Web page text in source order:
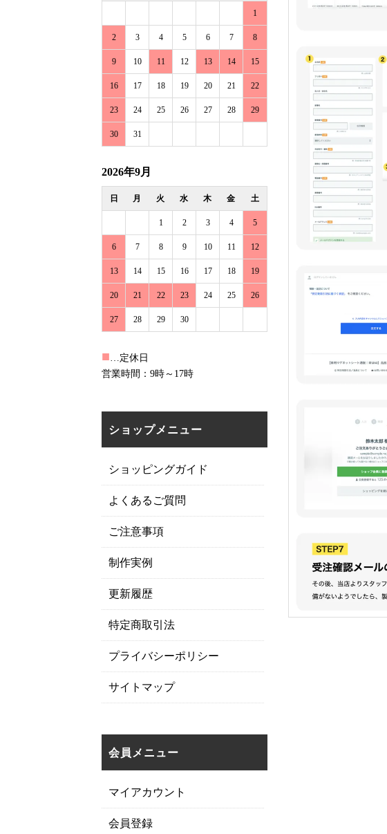
1
2 3 4 5 6 7 8
9 10 11 12 13 14 15
16 17 18 19 20 21 22
23 24 25 26 27 28 29
30 31
2026年9月
日 月 火 水 木 金 土
1 2 3 4 5
6 7 8 9 10 11 12
13 14 15 16 17 18 19
20 21 22 23 24 25 26
27 28 29 30
■ …定休日
営業時間：9時～17時
ショップメニュー
ショッピングガイド
よくあるご質問
ご注意事項
制作実例
更新履歴
特定商取引法
プライバシーポリシー
サイトマップ
会員メニュー
マイアカウント
会員登録